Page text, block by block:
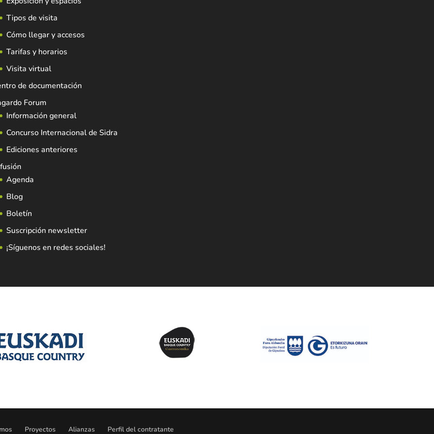
Tipos de visita
Cómo llegar y accesos
Tarifas y horarios
Visita virtual
de documentación
Forum
Información general
Concurso Internacional de Sidra
Ediciones anteriores
Agenda
Blog
Boletín
Suscripción newsletter
¡Síguenos en redes sociales!
Proyectos Alianzas Perfil del contratante